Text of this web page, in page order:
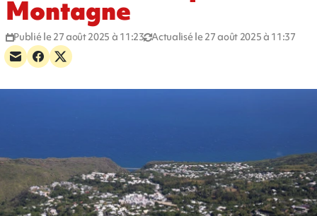
Montagne
Publié le 27 août 2025 à 11:23 Actualisé le 27 août 2025 à 11:37